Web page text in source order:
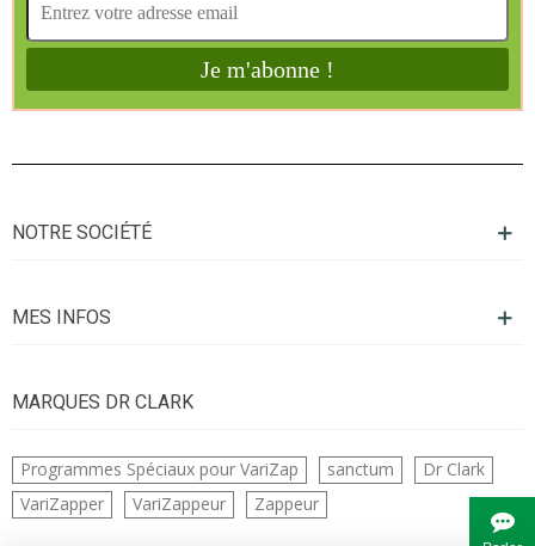
NOTRE SOCIÉTÉ
MES INFOS
MARQUES DR CLARK
Programmes Spéciaux pour VariZap sanctum
Dr Clark
VariZapper
VariZappeur Zappeur